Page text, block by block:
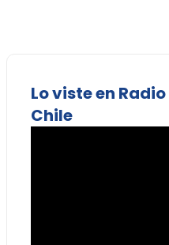
Lo viste en
Chile